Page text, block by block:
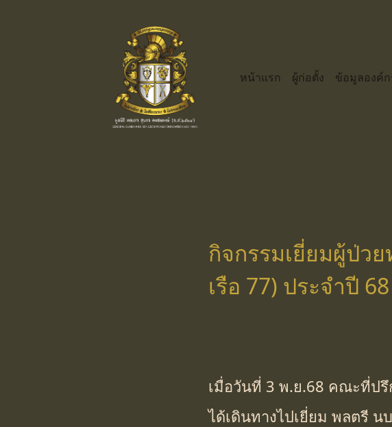
หน้าแรก ผู้ก่อตั้ง ข้อมูลองค์ก
กิจกรรมเยี่ยมผู้ป่ว
เรือ 77) ประจำปี 68
เมื่อวันที่ 3 พ.ย.68 คณะที่ป
ได้เดินทางไปเยี่ยม พลตรี